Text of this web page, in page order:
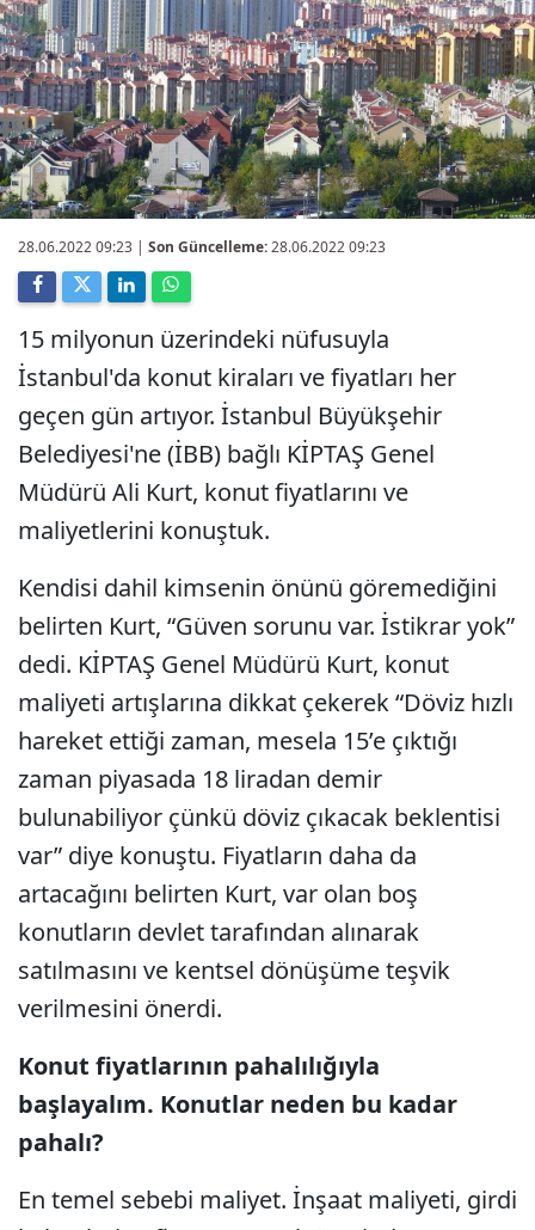
28.06.2022 09:23 | Son Güncelleme:28.06.2022 09:23
15 milyonun üzerindeki nüfusuyla
İstanbul'da konut kiraları ve fiyatları her
geçen gün artıyor. İstanbul Büyükşehir
Belediyesi'ne (İBB) bağlı KİPTAŞ Genel
Müdürü Ali Kurt, konut fiyatlarını ve
maliyetlerini konuştuk.
Kendisi dahil kimsenin önünü göremediğini
belirten Kurt, “Güven sorunu var. İstikrar yok”
dedi. KİPTAŞ Genel Müdürü Kurt, konut
maliyeti artışlarına dikkat çekerek “Döviz hızlı
hareket ettiği zaman, mesela 15’e çıktığı
zaman piyasada 18 liradan demir
bulunabiliyor çünkü döviz çıkacak beklentisi
var” diye konuştu. Fiyatların daha da
artacağını belirten Kurt, var olan boş
konutların devlet tarafından alınarak
satılmasını ve kentsel dönüşüme teşvik
verilmesini önerdi.
Konut fiyatlarının pahalılığıyla
başlayalım. Konutlar neden bu kadar
pahalı?
En temel sebebi maliyet. İnşaat maliyeti, girdi